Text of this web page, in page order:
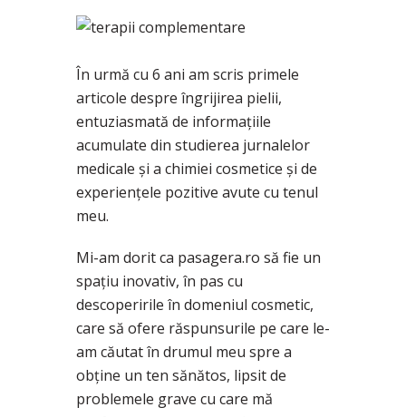
În urmă cu 6 ani am scris primele
articole despre îngrijirea pielii,
entuziasmată de informaţiile
acumulate din studierea jurnalelor
medicale şi a chimiei cosmetice şi de
experienţele pozitive avute cu tenul
meu.
Mi-am dorit ca pasagera.ro să fie un
spaţiu inovativ, în pas cu
descoperirile în domeniul cosmetic,
care să ofere răspunsurile pe care le-
am căutat în drumul meu spre a
obţine un ten sănătos, lipsit de
problemele grave cu care mă